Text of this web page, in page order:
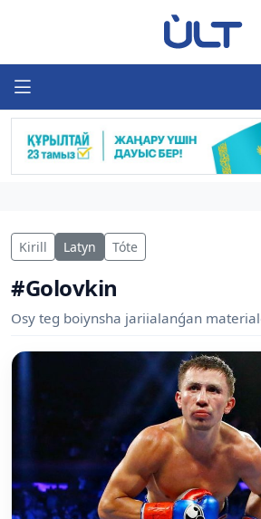
Kirill Latyn Tóte
#Golovkin
Osy teg boiynsha jariialanǵan